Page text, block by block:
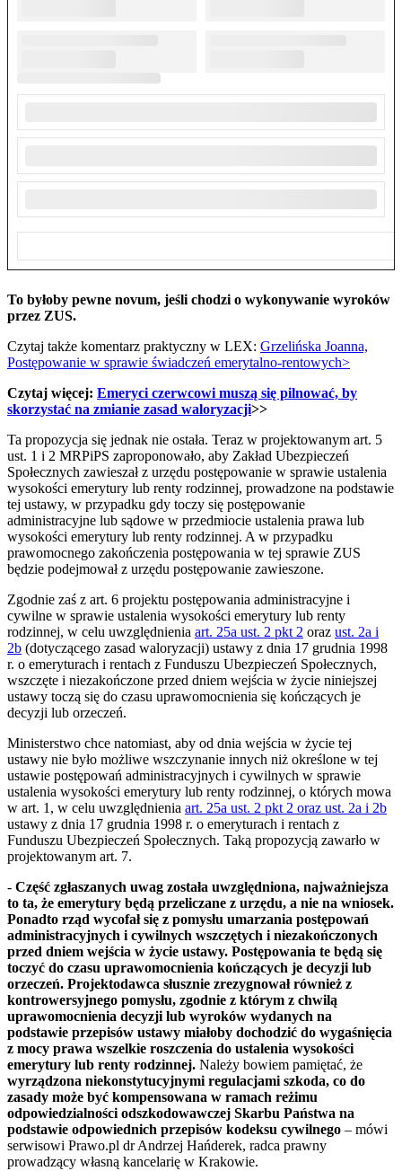
To byłoby pewne novum, jeśli chodzi o wykonywanie wyroków
przez ZUS.
Czytaj także komentarz praktyczny w LEX: Grzelińska Joanna,
Postępowanie w sprawie świadczeń emerytalno-rentowych>
Czytaj więcej: Emeryci czerwcowi muszą się pilnować, by
skorzystać na zmianie zasad waloryzacji>>
Ta propozycja się jednak nie ostała. Teraz w projektowanym art. 5
ust. 1 i 2 MRPiPS zaproponowało, aby Zakład Ubezpieczeń
Społecznych zawieszał z urzędu postępowanie w sprawie ustalenia
wysokości emerytury lub renty rodzinnej, prowadzone na podstawie
tej ustawy, w przypadku gdy toczy się postępowanie
administracyjne lub sądowe w przedmiocie ustalenia prawa lub
wysokości emerytury lub renty rodzinnej. A w przypadku
prawomocnego zakończenia postępowania w tej sprawie ZUS
będzie podejmował z urzędu postępowanie zawieszone.
Zgodnie zaś z art. 6 projektu postępowania administracyjne i
cywilne w sprawie ustalenia wysokości emerytury lub renty
rodzinnej, w celu uwzględnienia art. 25a ust. 2 pkt 2 oraz ust. 2a i
2b (dotyczącego zasad waloryzacji) ustawy z dnia 17 grudnia 1998
r. o emeryturach i rentach z Funduszu Ubezpieczeń Społecznych,
wszczęte i niezakończone przed dniem wejścia w życie niniejszej
ustawy toczą się do czasu uprawomocnienia się kończących je
decyzji lub orzeczeń.
Ministerstwo chce natomiast, aby od dnia wejścia w życie tej
ustawy nie było możliwe wszczynanie innych niż określone w tej
ustawie postępowań administracyjnych i cywilnych w sprawie
ustalenia wysokości emerytury lub renty rodzinnej, o których mowa
w art. 1, w celu uwzględnienia art. 25a ust. 2 pkt 2 oraz ust. 2a i 2b
ustawy z dnia 17 grudnia 1998 r. o emeryturach i rentach z
Funduszu Ubezpieczeń Społecznych. Taką propozycją zawarło w
projektowanym art. 7.
- Część zgłaszanych uwag została uwzględniona, najważniejsza
to ta, że emerytury będą przeliczane z urzędu, a nie na wniosek.
Ponadto rząd wycofał się z pomysłu umarzania postępowań
administracyjnych i cywilnych wszczętych i niezakończonych
przed dniem wejścia w życie ustawy. Postępowania te będą się
toczyć do czasu uprawomocnienia kończących je decyzji lub
orzeczeń. Projektodawca słusznie zrezygnował również z
kontrowersyjnego pomysłu, zgodnie z którym z chwilą
uprawomocnienia decyzji lub wyroków wydanych na
podstawie przepisów ustawy miałoby dochodzić do wygaśnięcia
z mocy prawa wszelkie roszczenia do ustalenia wysokości
emerytury lub renty rodzinnej. Należy bowiem pamiętać, że
wyrządzona niekonstytucyjnymi regulacjami szkoda, co do
zasady może być kompensowana w ramach reżimu
odpowiedzialności odszkodowawczej Skarbu Państwa na
podstawie odpowiednich przepisów kodeksu cywilnego – mówi
serwisowi Prawo.pl dr Andrzej Hańderek, radca prawny
prowadzący własną kancelarię w Krakowie.